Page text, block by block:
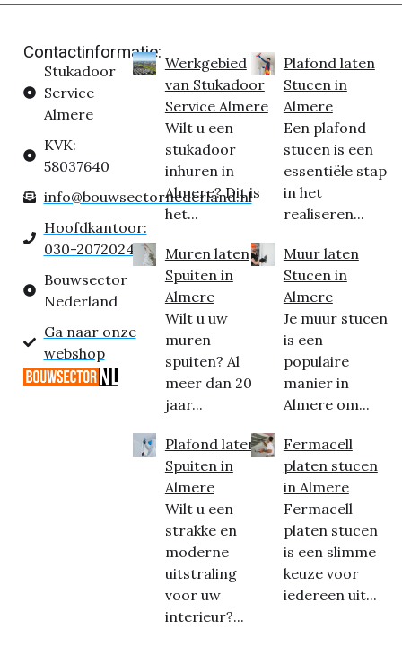
Contactinformatie:
Stukadoor
Service
Almere
KVK:
58037640
info@bouwsectornederland.nl
Hoofdkantoor:
030-2072024
Bouwsector
Nederland
Ga naar onze
webshop
Werkgebied
van Stukadoor
Service Almere
Wilt u een
stukadoor
inhuren in
Almere? Dit is
het...
Muren laten
Spuiten in
Almere
Wilt u uw
muren
spuiten? Al
meer dan 20
jaar...
Plafond laten
Spuiten in
Almere
Wilt u een
strakke en
moderne
uitstraling
voor uw
interieur?...
Plafond laten
Stucen in
Almere
Een plafond
stucen is een
essentiële stap
in het
realiseren...
Muur laten
Stucen in
Almere
Je muur stucen
is een
populaire
manier in
Almere om...
Fermacell
platen stucen
in Almere
Fermacell
platen stucen
is een slimme
keuze voor
iedereen uit...